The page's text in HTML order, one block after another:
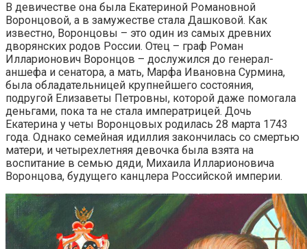
В девичестве она была Екатериной Романовной
Воронцовой, а в замужестве стала Дашковой. Как
известно, Воронцовы – это один из самых древних
дворянских родов России. Отец – граф Роман
Илларионович Воронцов – дослужился до генерал-
аншефа и сенатора, а мать, Марфа Ивановна Сурмина,
была обладательницей крупнейшего состояния,
подругой Елизаветы Петровны, которой даже помогала
деньгами, пока та не стала императрицей. Дочь
Екатерина у четы Воронцовых родилась 28 марта 1743
года. Однако семейная идиллия закончилась со смертью
матери, и четырехлетняя девочка была взята на
воспитание в семью дяди, Михаила Илларионовича
Воронцова, будущего канцлера Российской империи.